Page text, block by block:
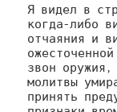
Я видел в
когда-либо
отчаяния и
звон оружия,
молитвы
принять